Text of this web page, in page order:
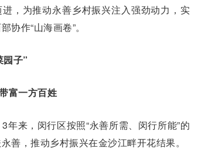
，为推动永善乡村振兴注入强劲动力，实
作“山海画卷”。
园子”
富一方百姓
来，闵行区按照“永善所需、闵行所能”的
善，推动乡村振兴在金沙江畔开花结果。